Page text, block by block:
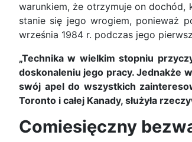
warunkiem, że otrzymuje on dochód,
stanie się jego wrogiem, ponieważ
września 1984 r. podczas jego
„Technika w wielkim stopniu
doskonaleniu jego pracy. Jednakże
swój apel do wszystkich
Toronto i całej Kanady, służyła
Comiesięczny